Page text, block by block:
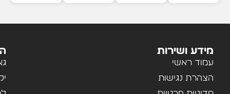
מידע ושירות
עמוד ראשי
הצהרת נגישות